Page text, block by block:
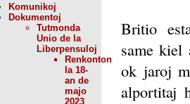
Komunikoj
Dokumentoj
Tutmonda
Unio de la
Liberpensuloj
Renkonton
la 18-
an de
majo
2023
Britio
same
ok jaroj
alportitaj